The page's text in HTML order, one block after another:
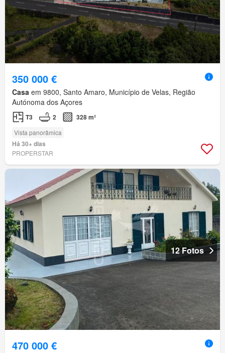
350 000 €
Casa em 9800, Santo Amaro, Município de Velas, Região
Autónoma dos Açores
T3 2 328 m²
Vista panorâmica
Há 30+ dias
PROPERSTAR
12 Fotos
470 000 €